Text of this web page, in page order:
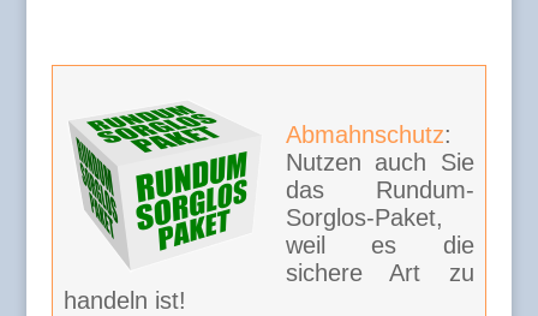
Abmahnschutz:
Nutzen auch Sie
das Rundum-
Sorglos-Paket,
weil es die
sichere Art zu
handeln ist!